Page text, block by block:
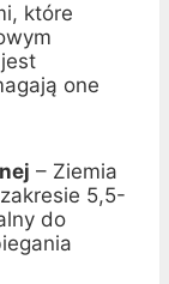
które
one
– Ziemia
5,5-
do